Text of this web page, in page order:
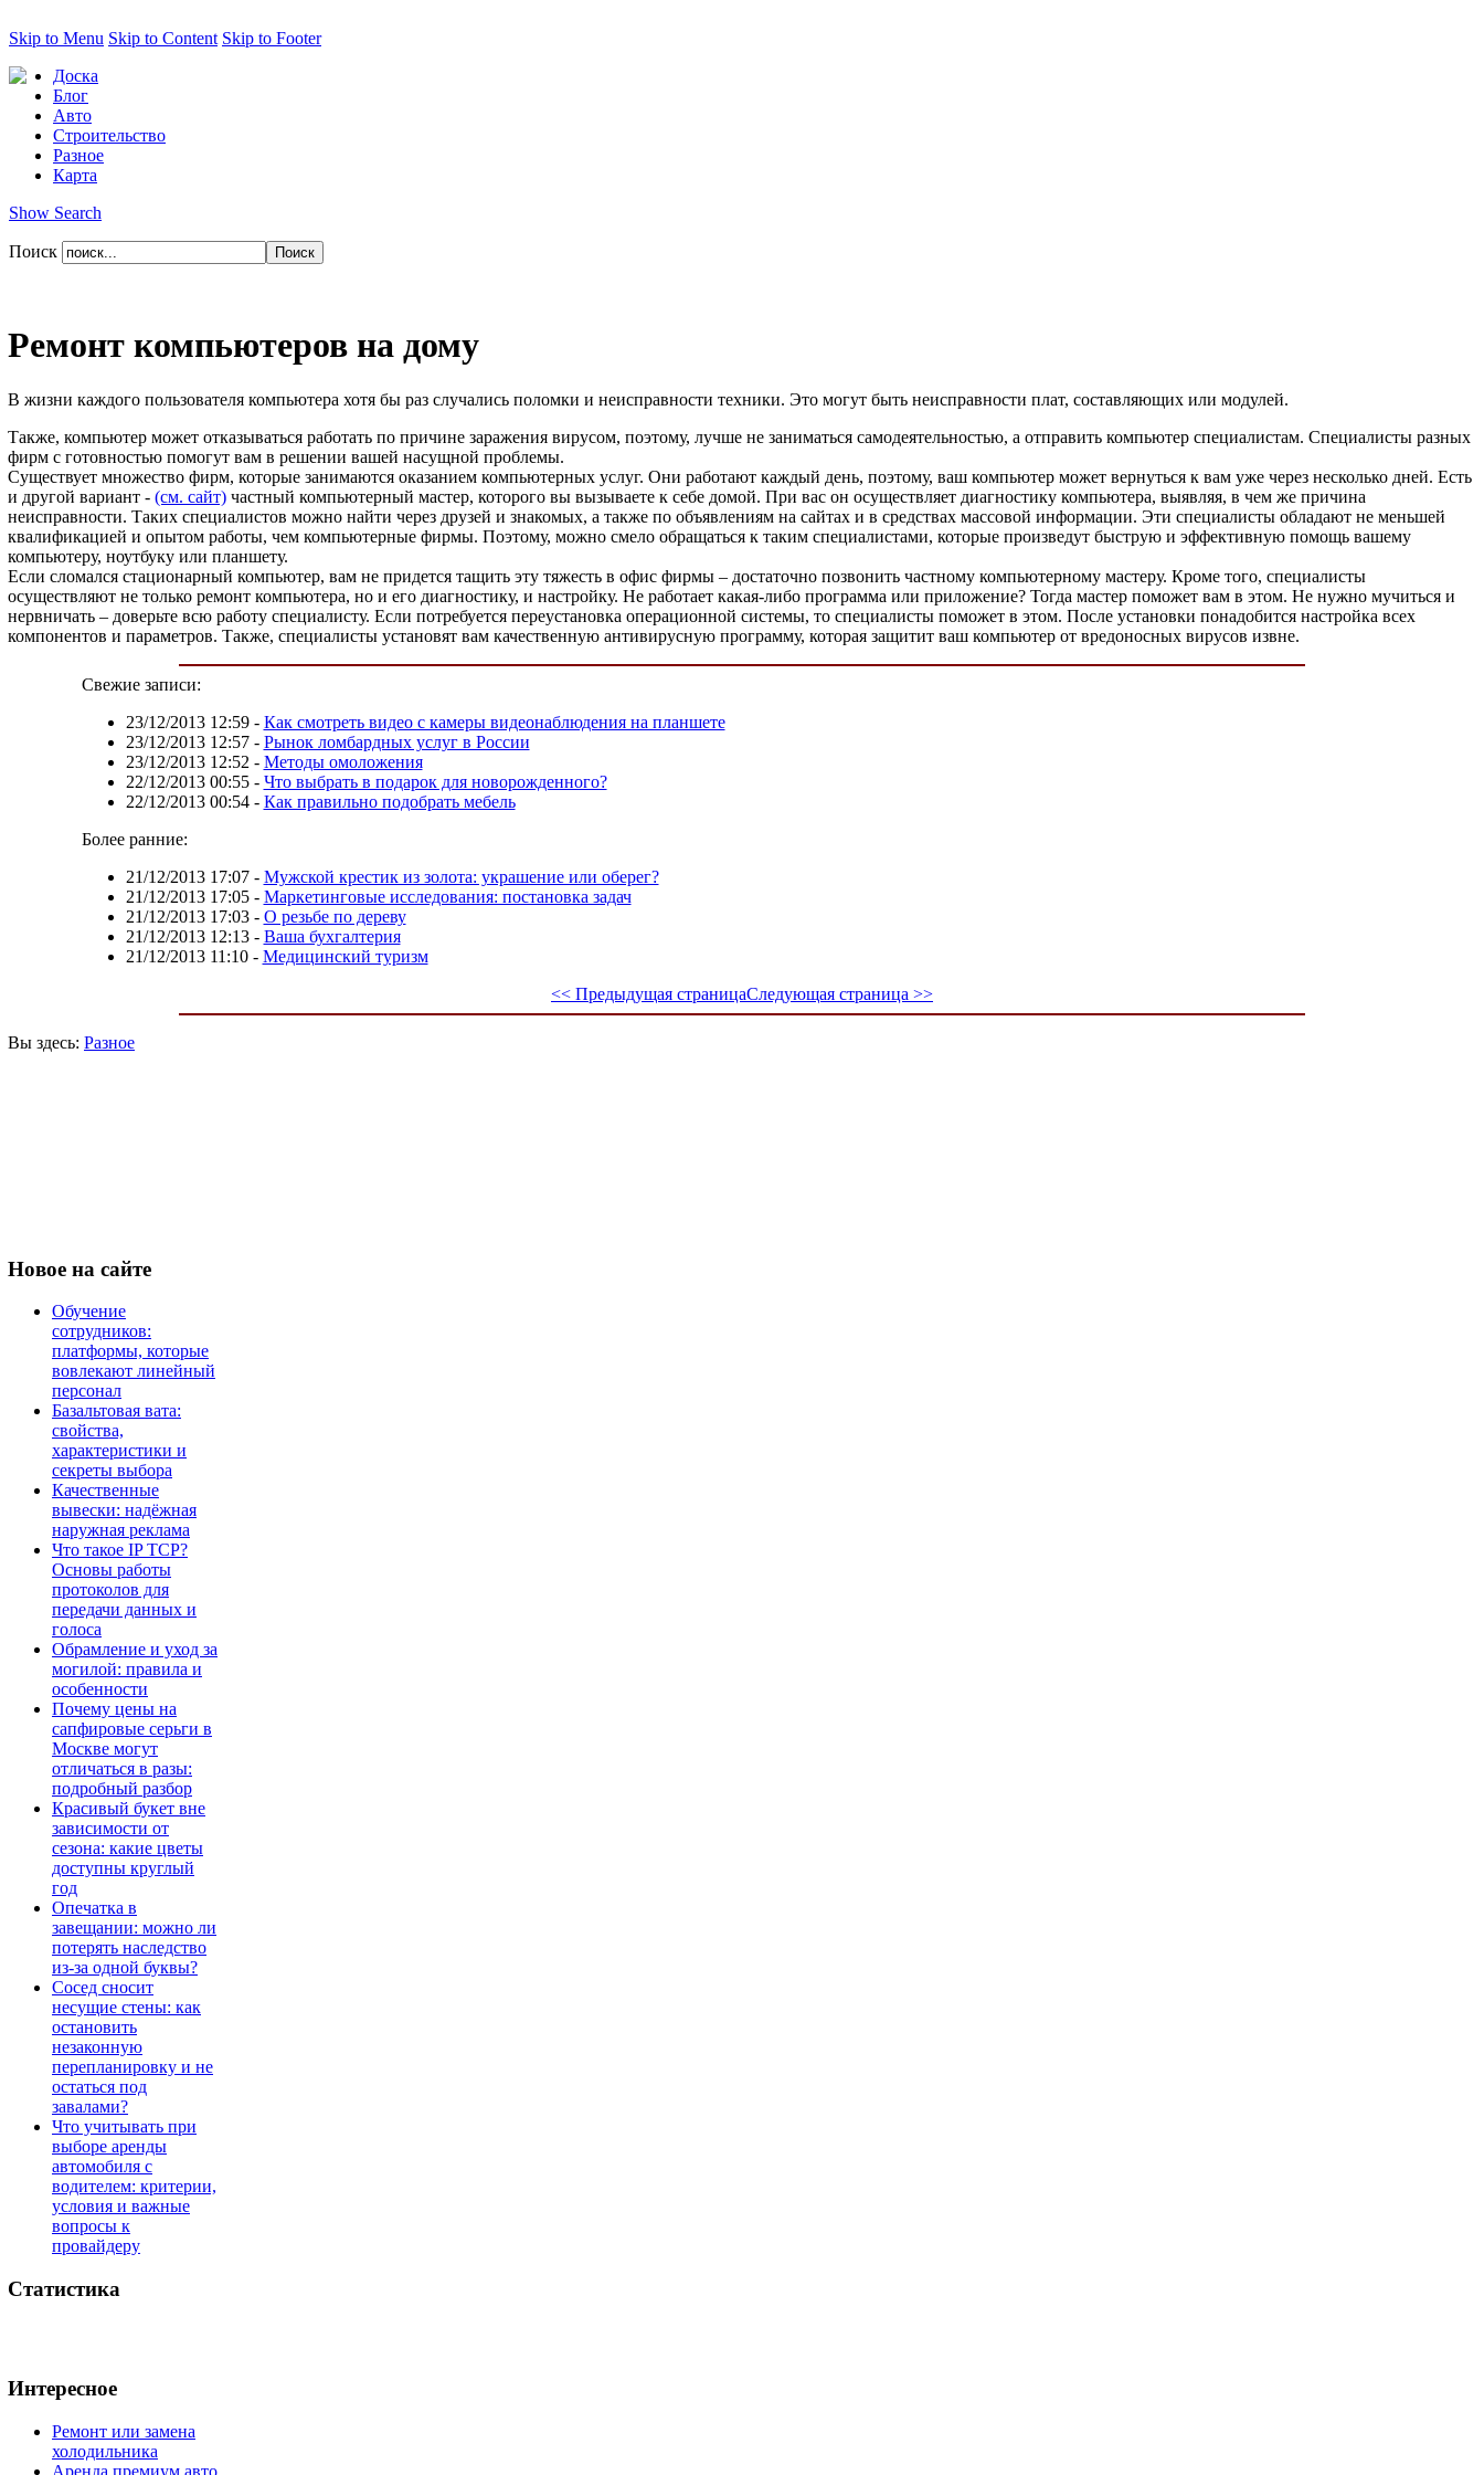
Skip to Menu Skip to Content Skip to Footer
Доска
Блог
Авто
Строительство
Разное
Карта
Show Search
Поиск
Ремонт компьютеров на дому
В жизни каждого пользователя компьютера хотя бы раз случались поломки и неисправности техники. Это могут быть неисправности плат, составляющих или модулей.
Также, компьютер может отказываться работать по причине заражения вирусом, поэтому, лучше не заниматься самодеятельностью, а отправить компьютер специалистам. Специалисты разных
фирм с готовностью помогут вам в решении вашей насущной проблемы.
Существует множество фирм, которые занимаются оказанием компьютерных услуг. Они работают каждый день, поэтому, ваш компьютер может вернуться к вам уже через несколько дней. Есть
и другой вариант - (см. сайт) частный компьютерный мастер, которого вы вызываете к себе домой. При вас он осуществляет диагностику компьютера, выявляя, в чем же причина
неисправности. Таких специалистов можно найти через друзей и знакомых, а также по объявлениям на сайтах и в средствах массовой информации. Эти специалисты обладают не меньшей
квалификацией и опытом работы, чем компьютерные фирмы. Поэтому, можно смело обращаться к таким специалистами, которые произведут быструю и эффективную помощь вашему
компьютеру, ноутбуку или планшету.
Если сломался стационарный компьютер, вам не придется тащить эту тяжесть в офис фирмы – достаточно позвонить частному компьютерному мастеру. Кроме того, специалисты
осуществляют не только ремонт компьютера, но и его диагностику, и настройку. Не работает какая-либо программа или приложение? Тогда мастер поможет вам в этом. Не нужно мучиться и
нервничать – доверьте всю работу специалисту. Если потребуется переустановка операционной системы, то специалисты поможет в этом. После установки понадобится настройка всех
компонентов и параметров. Также, специалисты установят вам качественную антивирусную программу, которая защитит ваш компьютер от вредоносных вирусов извне.
Свежие записи:
23/12/2013 12:59- Как смотреть видео с камеры видеонаблюдения на планшете
23/12/2013 12:57- Рынок ломбардных услуг в России
23/12/2013 12:52 - Методы омоложения
22/12/2013 00:55- Что выбрать в подарок для новорожденного?
22/12/2013 00:54- Как правильно подобрать мебель
Более ранние:
21/12/2013 17:07- Мужской крестик из золота: украшение или оберег?
21/12/2013 17:05- Маркетинговые исследования: постановка задач
21/12/2013 17:03- О резьбе по дереву
21/12/2013 12:13- Ваша бухгалтерия
21/12/2013 11:10- Медицинский туризм
<< Предыдущая страницаСледующая страница >>
Вы здесь: Разное
Новое на сайте
Обучение
сотрудников:
платформы, которые
вовлекают линейный
персонал
Базальтовая вата:
свойства,
характеристики и
секреты выбора
Качественные
вывески: надёжная
наружная реклама
Что такое IP TCP?
Основы работы
протоколов для
передачи данных и
голоса
Обрамление и уход за
могилой: правила и
особенности
Почему цены на
сапфировые серьги в
Москве могут
отличаться в разы:
подробный разбор
Красивый букет вне
зависимости от
сезона: какие цветы
доступны круглый
год
Опечатка в
завещании: можно ли
потерять наследство
из-за одной буквы?
Сосед сносит
несущие стены: как
остановить
незаконную
перепланировку и не
остаться под
завалами?
Что учитывать при
выборе аренды
автомобиля с
водителем: критерии,
условия и важные
вопросы к
провайдеру
Статистика
Интересное
Ремонт или замена
холодильника